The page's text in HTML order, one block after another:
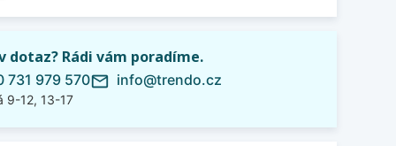
dotaz? Rádi vám poradíme.
731 979 570
9-12, 13-17
mail_outline info@trendo.cz